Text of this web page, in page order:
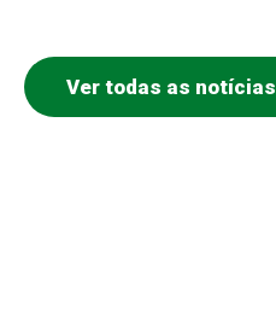
Ver todas as notícias